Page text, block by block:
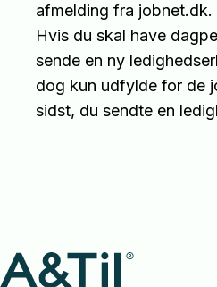
afmelding fra jobnet.dk.
Hvis du skal have
sende en ny
dog kun udfylde for de
sidst, du sendte en